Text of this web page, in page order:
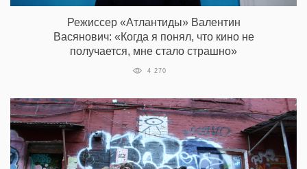
Режиссер «Атлантиды» Валентин
Васянович: «Когда я понял, что кино не
получается, мне стало страшно»
4 270